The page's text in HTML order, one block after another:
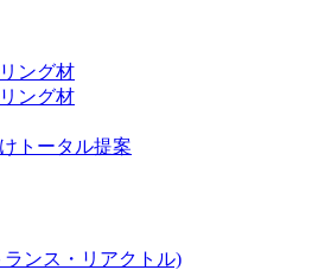
ング材
ング材
トータル提案
ランス・リアクトル)